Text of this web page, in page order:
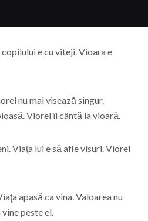
e cu viteji. Vioara e
nu mai visează singur.
Viorel îi cântă la vioară.
Viaţa lui e să afle visuri. Viorel
apasă ca vina. Valoarea nu
peste el.